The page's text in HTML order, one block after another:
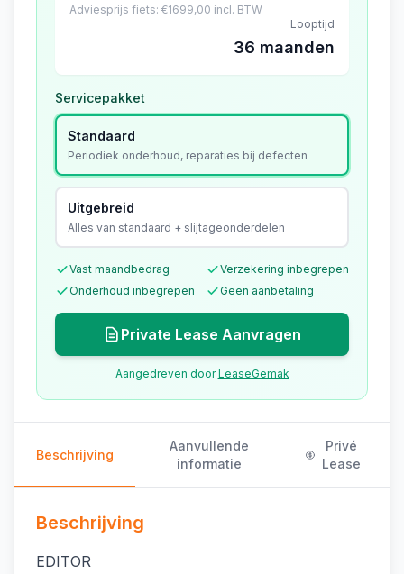
Adviesprijs fiets: €1699,00 incl. BTW
Looptijd
36 maanden
Servicepakket
Standaard
Periodiek onderhoud, reparaties bij defecten
Uitgebreid
Alles van standaard + slijtageonderdelen
Vast maandbedrag
Verzekering inbegrepen
Onderhoud inbegrepen
Geen aanbetaling
Private Lease Aanvragen
Aangedreven doorLeaseGemak
Beschrijving
Aanvullende
informatie
Privé
Lease
Beschrijving
EDITOR